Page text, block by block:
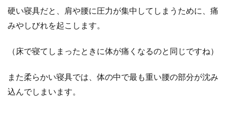
硬い寝具だと、肩や腰に圧力が集中してしまうために、痛
みやしびれを起こします。
（床で寝てしまったときに体が痛くなるのと同じですね）
また柔らかい寝具では、体の中で最も重い腰の部分が沈み
込んでしまいます。